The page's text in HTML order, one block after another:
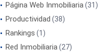
Página Web Inmobiliaria(31)
Productividad (38)
Rankings (1)
Red Inmobiliaria(27)